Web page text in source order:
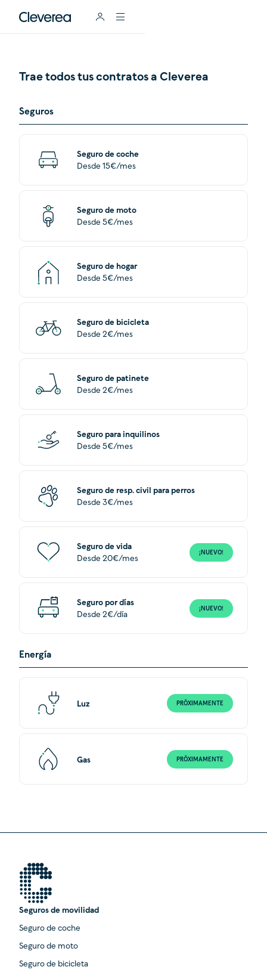
Trae todos tus contratos a Cleverea
Seguros
Seguro de coche
Desde 15€/mes
Seguro de moto
Desde 5€/mes
Seguro de hogar
Desde 5€/mes
Seguro de bicicleta
Desde 2€/mes
Seguro de patinete
Desde 2€/mes
Seguro para inquilinos
Desde 5€/mes
Seguro de resp. civil para perros
Desde 3€/mes
Seguro de vida
Desde 20€/mes
¡NUEVO!
Seguro por días
Desde 2€/día
¡NUEVO!
Energía
Luz PRÓXIMAMENTE
Gas PRÓXIMAMENTE
Seguros de movilidad
Seguro de coche
Seguro de moto
Seguro de bicicleta